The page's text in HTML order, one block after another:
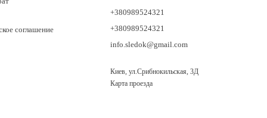
соглашение
+380989524321
+380989524321
info.sledok@gmail.com
Киев, ул.Срибнокильская, 3Д
Карта проезда